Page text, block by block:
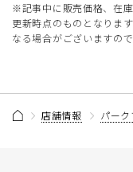
※記事中に販売価格、在
更新時点のものとなりま
なる場合がございますの
店舗情報 パー